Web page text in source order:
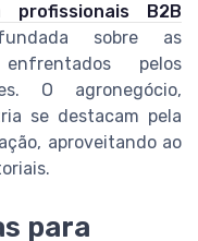
B2B
sobre as
pelos
O agronegócio,
se destacam pela
aproveitando ao
para